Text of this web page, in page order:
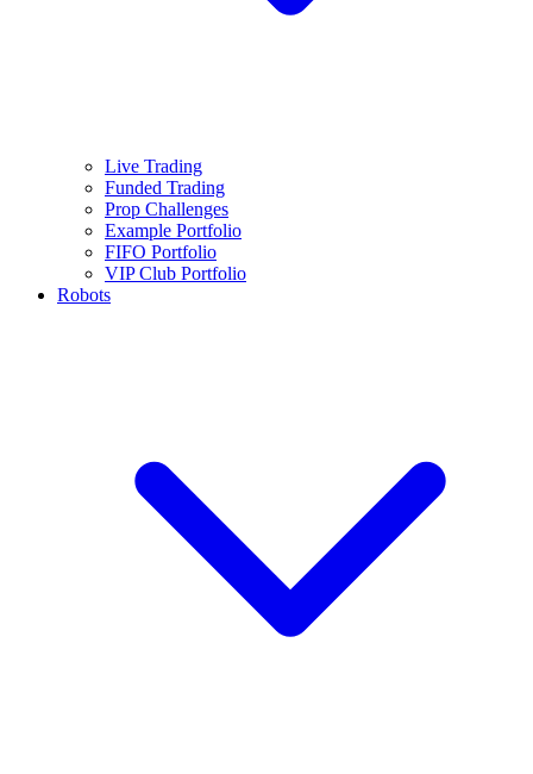
Live Trading
Funded Trading
Prop Challenges
Example Portfolio
FIFO Portfolio
VIP Club Portfolio
Robots